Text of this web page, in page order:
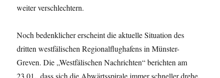
weiter verschlechtern.
Noch bedenklicher erscheint die aktuelle Situation des
dritten westfälischen Regionalflughafens in Münster-
Greven. Die „Westfälischen Nachrichten“ berichten am